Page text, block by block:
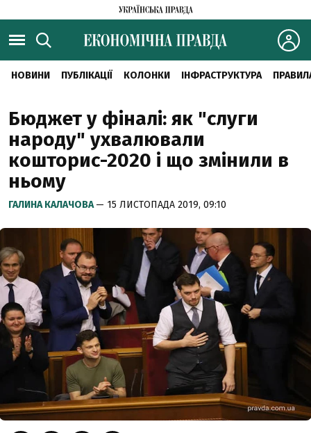
НОВИНИ ПУБЛІКАЦІЇ КОЛОНКИ ІНФРАСТРУКТУРА
Бюджет у фіналі: як "слуги
народу" ухвалювали
кошторис-2020 і що змінили в
ньому
ГАЛИНА КАЛАЧОВА— 15 ЛИСТОПАДА 2019, 09:10